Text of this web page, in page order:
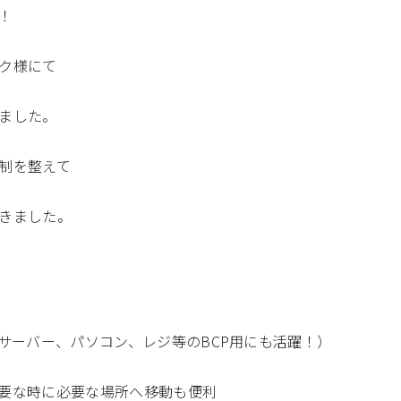
様にて
した。
を整えて
ました。
バー、パソコン、レジ等のBCP用にも活躍！）
な時に必要な場所へ移動も便利